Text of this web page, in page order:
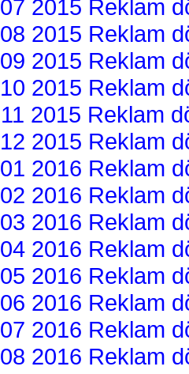
07 2015 Reklam
08 2015 Reklam
09 2015 Reklam
10 2015 Reklam
11 2015 Reklam
12 2015 Reklam
01 2016 Reklam
02 2016 Reklam
03 2016 Reklam
04 2016 Reklam
05 2016 Reklam
06 2016 Reklam
07 2016 Reklam
08 2016 Reklam